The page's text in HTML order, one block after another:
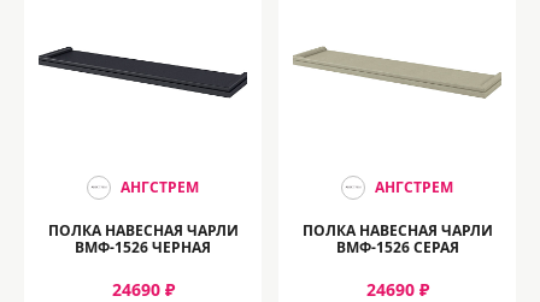
АНГСТРЕМ
ПОЛКА НАВЕСНАЯ ЧАРЛИ
ВМФ-1526 ЧЕРНАЯ
24690 ₽
АНГСТРЕМ
ПОЛКА НАВЕСНАЯ ЧАРЛИ
ВМФ-1526 СЕРАЯ
24690 ₽